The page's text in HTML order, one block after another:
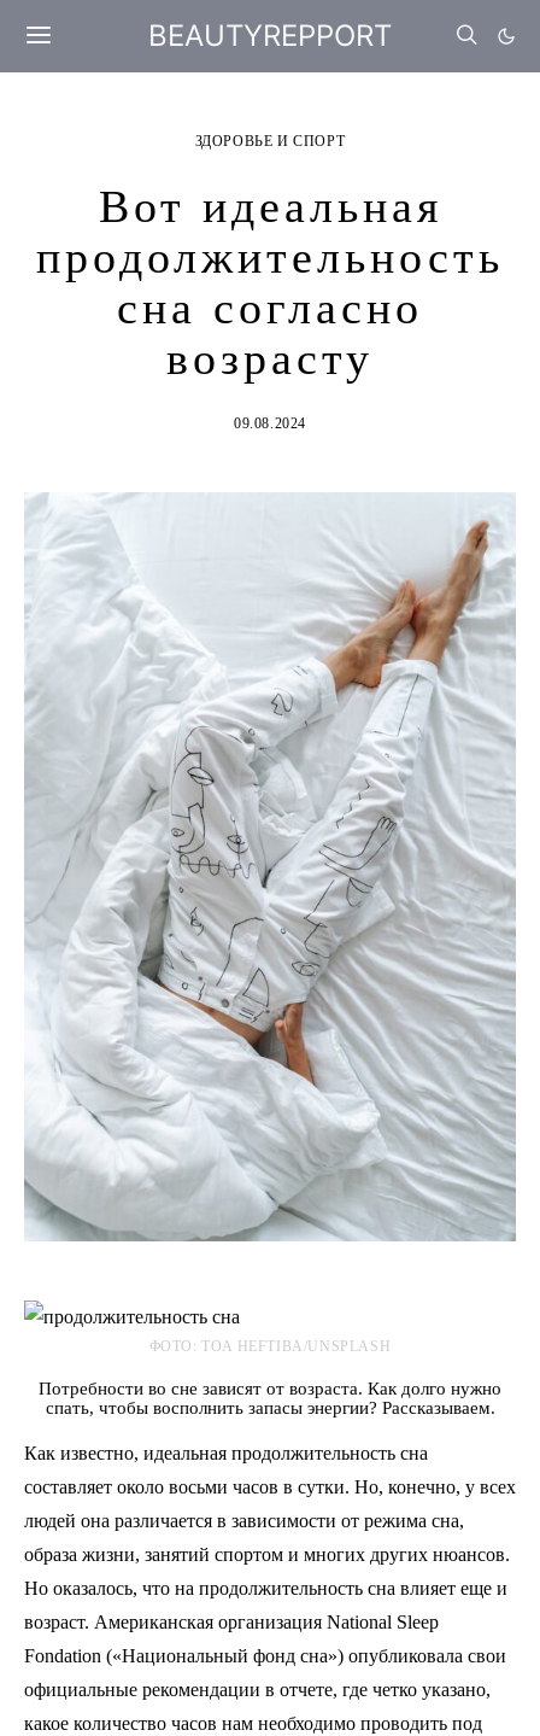
BEAUTYREPPORT
ЗДОРОВЬЕ И СПОРТ
Вот идеальная
продолжительность
сна согласно
возрасту
09.08.2024
ФОТО: TOA HEFTIBA/UNSPLASH
Потребности во сне зависят от возраста. Как долго нужно
спать, чтобы восполнить запасы энергии? Рассказываем.
Как известно, идеальная продолжительность сна
составляет около восьми часов в сутки. Но, конечно, у всех
людей она различается в зависимости от режима сна,
образа жизни, занятий спортом и многих других нюансов.
Но оказалось, что на продолжительность сна влияет еще и
возраст. Американская организация National Sleep
Fondation («Национальный фонд сна») опубликовала свои
официальные рекомендации в отчете, где четко указано,
какое количество часов нам необходимо проводить под